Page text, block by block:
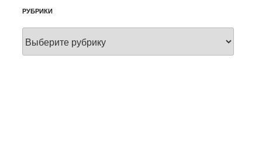
РУБРИКИ
Рубрики